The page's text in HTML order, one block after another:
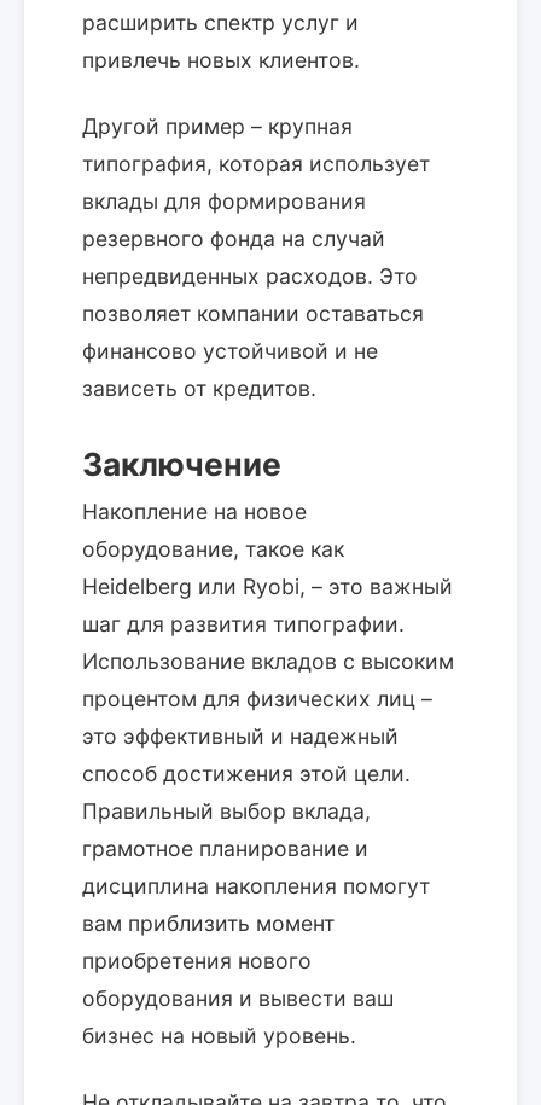
расширить спектр услуг и
привлечь новых клиентов.
Другой пример – крупная
типография, которая использует
вклады для формирования
резервного фонда на случай
непредвиденных расходов. Это
позволяет компании оставаться
финансово устойчивой и не
зависеть от кредитов.
Заключение
Накопление на новое
оборудование, такое как
Heidelberg или Ryobi, – это важный
шаг для развития типографии.
Использование вкладов с высоким
процентом для физических лиц –
это эффективный и надежный
способ достижения этой цели.
Правильный выбор вклада,
грамотное планирование и
дисциплина накопления помогут
вам приблизить момент
приобретения нового
оборудования и вывести ваш
бизнес на новый уровень.